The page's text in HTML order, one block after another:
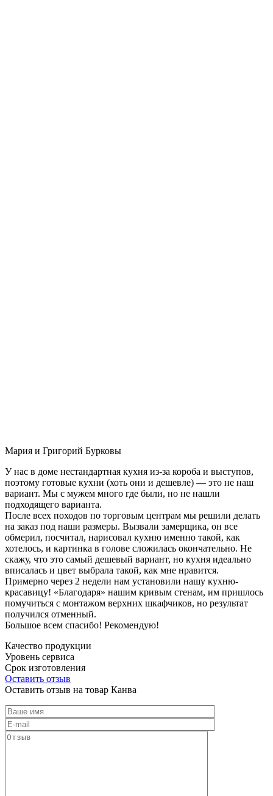
Мария и Григорий Бурковы
У нас в доме нестандартная кухня из-за короба и выступов,
поэтому готовые кухни (хоть они и дешевле) — это не наш
вариант. Мы с мужем много где были, но не нашли
подходящего варианта.
После всех походов по торговым центрам мы решили делать
на заказ под наши размеры. Вызвали замерщика, он все
обмерил, посчитал, нарисовал кухню именно такой, как
хотелось, и картинка в голове сложилась окончательно. Не
скажу, что это самый дешевый вариант, но кухня идеально
вписалась и цвет выбрала такой, как мне нравится.
Примерно через 2 недели нам установили нашу кухню-
красавицу! «Благодаря» нашим кривым стенам, им пришлось
помучиться с монтажом верхних шкафчиков, но результат
получился отменный.
Большое всем спасибо! Рекомендую!
Качество продукции
Уровень сервиса
Срок изготовления
Оставить отзыв
Оставить отзыв на товар Канва